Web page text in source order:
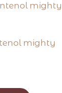
mighty